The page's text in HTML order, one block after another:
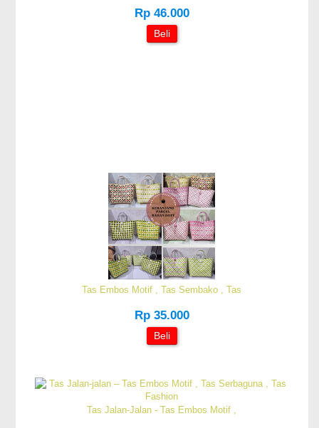
Rp 46.000
Beli
Tas Embos Motif , Tas Sembako , Tas
Rp 35.000
Beli
Tas Jalan-Jalan - Tas Embos Motif ,